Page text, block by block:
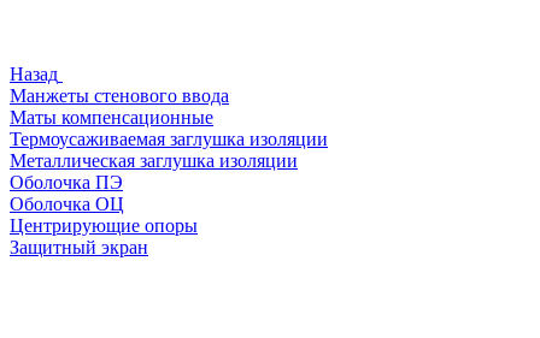
Назад
Манжеты стенового ввода
Маты компенсационные
Термоусаживаемая заглушка изоляции
Металлическая заглушка изоляции
Оболочка ПЭ
Оболочка ОЦ
Центрирующие опоры
Защитный экран